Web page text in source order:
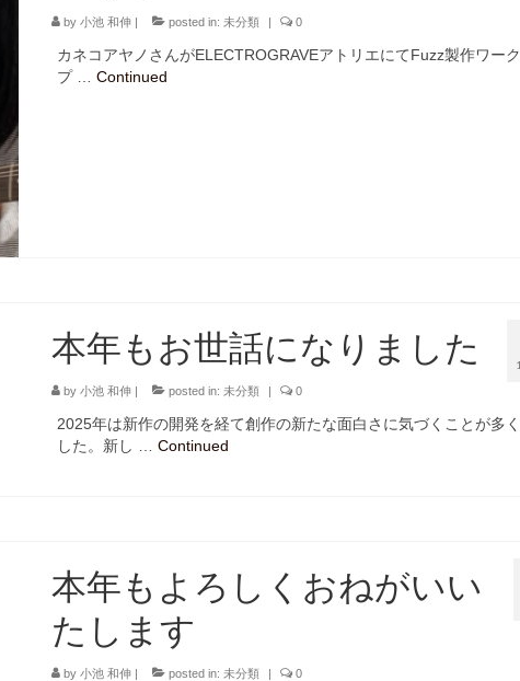
by 小池 和伸| posted in: 未分類 | 0
カネコアヤノさんがELECTROGRAVEアトリエにてFuzz製作ワー
プ … Continued
本年もお世話になりました
by 小池 和伸| posted in: 未分類 | 0
2025年は新作の開発を経て創作の新たな面白さに気づくことが多
した。新し … Continued
本年もよろしくおねがいい
たします
by 小池 和伸| posted in: 未分類 | 0